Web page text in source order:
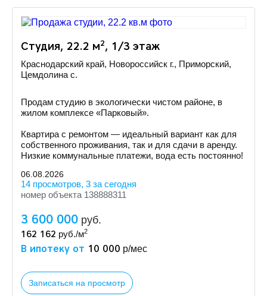
Студия, 22.2 м2, 1/3 этаж
Краснодарский край, Новороссийск г., Приморский,
Цемдолина с.
Продам студию в экологически чистом районе, в
жилом комплексе «Парковый».
Квартира с ремонтом — идеальный вариант как для
собственного проживания, так и для сдачи в аренду.
Низкие коммунальные платежи, вода есть постоянно!
06.08.2026
14 просмотров, 3 за сегодня
номер объекта 138888311
3 600 000 руб.
162 162 руб./м2
В ипотеку от 10 000 р/мес
Записаться на просмотр